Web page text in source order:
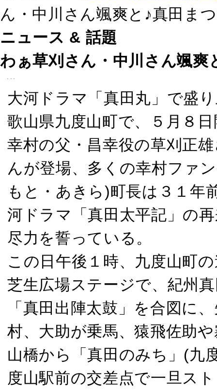
ん・中川さん颯爽と♪真田ま
ニュース & 話題
わぁ草刈さん・中川さん颯爽
大河ドラマ「真田丸」で盛
歌山県九度山町で、５月８
幸村の父・昌幸役の草刈正
んが登場、多くの幸村ファ
もと・あきら)町長は３１年
河ドラマ「真田太平記」の
尽力を誓っている。
この日午後１時、九度山町
芝生広場ステージで、紀州
「真田出陣太鼓」を合図に
村、大助が乗馬、猿飛佐助
山橋から「真田のみち」(九
度山駅前の交差点で一旦ス